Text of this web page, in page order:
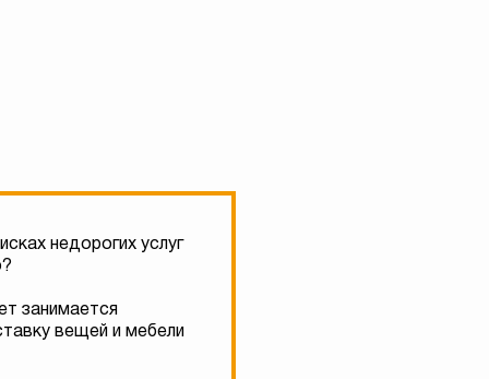
недорогих услуг
занимается
вещей и мебели